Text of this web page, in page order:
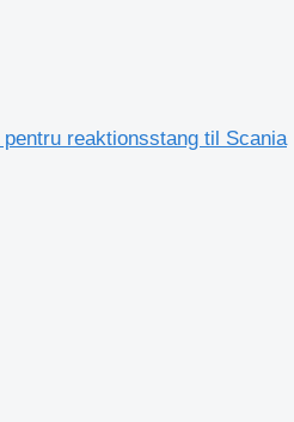
reaktionsstang til Scania